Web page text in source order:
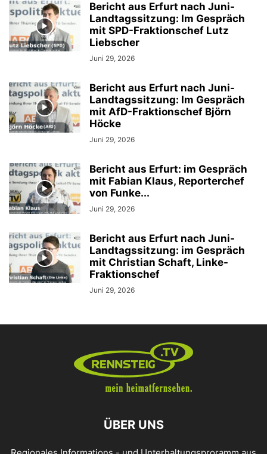
Bericht aus Erfurt nach Juni-
Landtagssitzung: Im Gespräch
mit SPD-Fraktionschef Lutz
Liebscher
Juni 29, 2026
Bericht aus Erfurt nach Juni-
Landtagssitzung: Im Gespräch
mit AfD-Fraktionschef Björn
Höcke
Juni 29, 2026
Bericht aus Erfurt: im Gespräch
mit Fabian Klaus, Reporterchef
von Funke...
Juni 29, 2026
Bericht aus Erfurt nach Juni-
Landtagssitzung: im Gespräch
mit Christian Schaft, Linke-
Fraktionschef
Juni 29, 2026
ÜBER UNS